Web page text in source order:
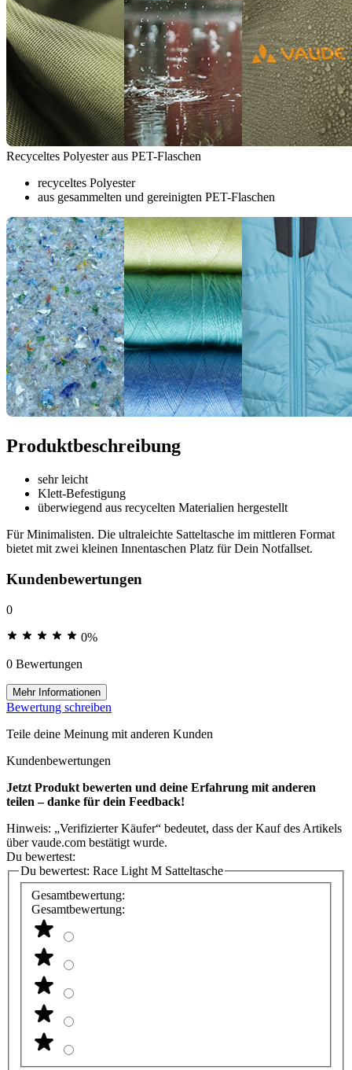
Recyceltes Polyester aus PET-Flaschen
recyceltes Polyester
aus gesammelten und gereinigten PET-Flaschen
Produktbeschreibung
sehr leicht
Klett-Befestigung
überwiegend aus recycelten Materialien hergestellt
Für Minimalisten. Die ultraleichte Satteltasche im mittleren Format
bietet mit zwei kleinen Innentaschen Platz für Dein Notfallset.
Kundenbewertungen
0
0%
0 Bewertungen
Mehr Informationen
Bewertung schreiben
Teile deine Meinung mit anderen Kunden
Kundenbewertungen
Jetzt Produkt bewerten und deine Erfahrung mit anderen
teilen – danke für dein Feedback!
Hinweis: „Verifizierter Käufer“ bedeutet, dass der Kauf des Artikels
über vaude.com bestätigt wurde.
Du bewertest:
Du bewertest: Race Light M Satteltasche
Gesamtbewertung:
Gesamtbewertung: